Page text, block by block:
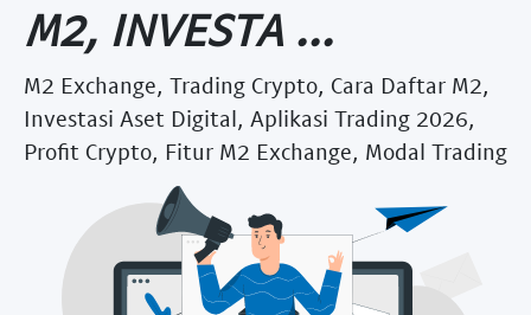
M2, INVESTA ...
M2 Exchange, Trading Crypto, Cara Daftar M2,
Investasi Aset Digital, Aplikasi Trading 2026,
Profit Crypto, Fitur M2 Exchange, Modal Trading